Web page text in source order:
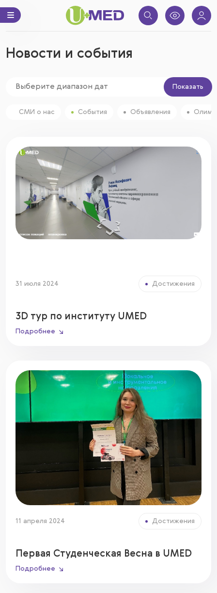
Новости и события
Показать
СМИ о нас События Объявления
31 июля 2024 Достижения
3D тур по институту UMED
Подробнее
11 апреля 2024 Достижения
Первая Студенческая Весна в UMED
Подробнее